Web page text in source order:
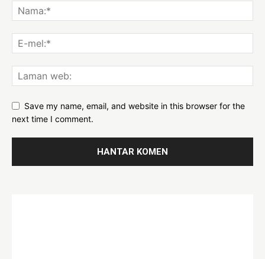
Save my name, email, and website in this browser for the
next time I comment.